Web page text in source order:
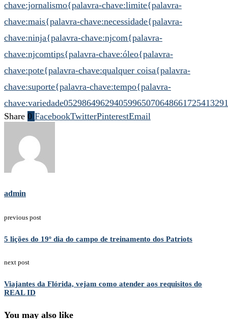
chave:jornalismo{palavra-chave:limite{palavra-
chave:mais{palavra-chave:necessidade{palavra-
chave:ninja{palavra-chave:njcom{palavra-
chave:njcomtips{palavra-chave:óleo{palavra-
chave:pote{palavra-chave:qualquer coisa{palavra-
chave:suporte{palavra-chave:tempo{palavra-
chave:variedade05298649629405996507064866172541329
Share 0 FacebookTwitterPinterestEmail
admin
previous post
5 lições do 19º dia do campo de treinamento dos Patriots
next post
Viajantes da Flórida, vejam como atender aos requisitos do
REAL ID
You may also like